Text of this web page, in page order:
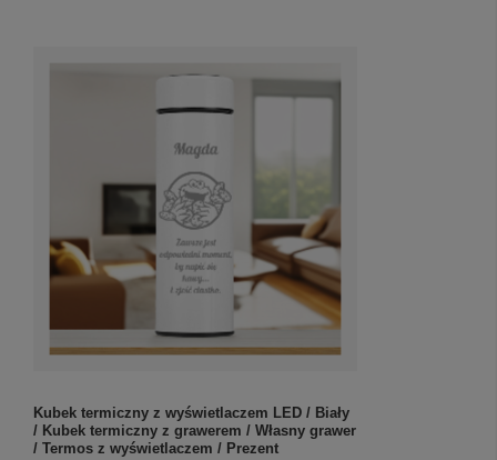
Kubek termiczny z wyświetlaczem LED / Biały
/ Kubek termiczny z grawerem / Własny grawer
/ Termos z wyświetlaczem / Prezent